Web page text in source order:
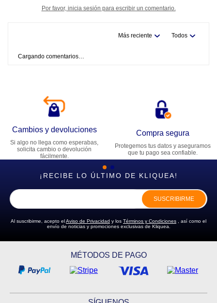
Por favor, inicia sesión para escribir un comentario.
Más reciente Todos
Cargando comentarios…
Cambios y devoluciones
Si algo no llega como esperabas,
solicita cambio o devolución
fácilmente.
Compra segura
Protegemos tus datos y aseguramos
que tu pago sea confiable.
¡RECIBE LO ÚLTIMO DE KLIQUEA!
SUSCRIBIRME
Al suscribirme, acepto elAviso de Privacidad y los Términos y Condiciones , así como el
envío de noticias y promociones exclusivas de Kliquea.
MÉTODOS DE PAGO